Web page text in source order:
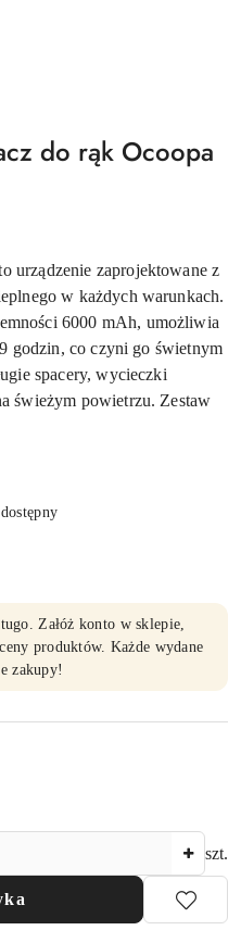
do rąk Ocoopa
urządzenie zaprojektowane z
w każdych warunkach.
6000 mAh, umożliwia
godzin, co czyni go świetnym
spacery, wycieczki
świeżym powietrzu. Zestaw
Załóż konto w sklepie,
produktów. Każde wydane
zakupy!
szt.